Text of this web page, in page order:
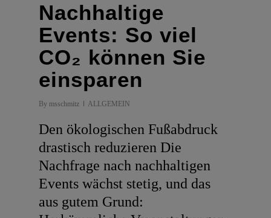
Nachhaltige
Events: So viel
CO₂ können Sie
einsparen
By msschmitz ALLGEMEIN
Den ökologischen Fußabdruck
drastisch reduzieren Die
Nachfrage nach nachhaltigen
Events wächst stetig, und das
aus gutem Grund: